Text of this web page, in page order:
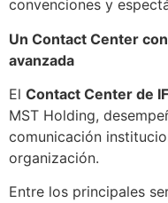
convenciones y
Un Contact Center
avanzada
El Contact Center de
MST Holding,
comunicación
organización.
Entre los principales